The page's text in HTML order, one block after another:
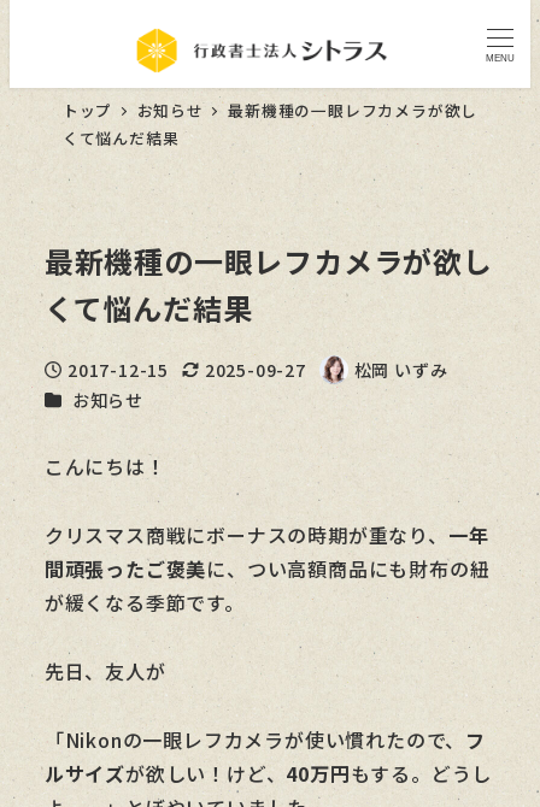
MENU
トップ お知らせ
最新機種の一眼レフカメラが欲し
くて悩んだ結果
最新機種の一眼レフカメラが欲し
くて悩んだ結果
投稿日
2017-12-15
更新日
2025-09-27
著
松岡 いずみ
カテゴリー
お知らせ
こんにちは！
クリスマス商戦にボーナスの時期が重なり、 一年
間頑張ったご褒美に、つい高額商品にも財布の紐
が緩くなる季節です。
先日、友人が
「Nikonの一眼レフカメラが使い慣れたので、 フ
ルサイズが欲しい！けど、 40万円もする。どうし